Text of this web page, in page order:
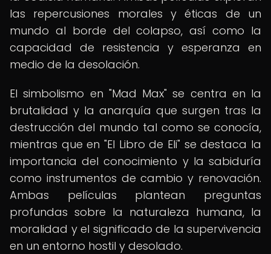
las repercusiones morales y éticas de un
mundo al borde del colapso, así como la
capacidad de resistencia y esperanza en
medio de la desolación.
El simbolismo en "Mad Max" se centra en la
brutalidad y la anarquía que surgen tras la
destrucción del mundo tal como se conocía,
mientras que en "El Libro de Eli" se destaca la
importancia del conocimiento y la sabiduría
como instrumentos de cambio y renovación.
Ambas películas plantean preguntas
profundas sobre la naturaleza humana, la
moralidad y el significado de la supervivencia
en un entorno hostil y desolado.